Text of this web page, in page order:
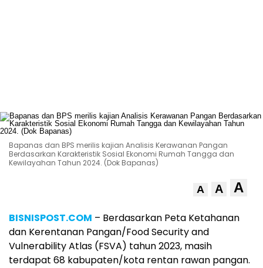
Bapanas dan BPS merilis kajian Analisis Kerawanan Pangan
Berdasarkan Karakteristik Sosial Ekonomi Rumah Tangga dan
Kewilayahan Tahun 2024. (Dok Bapanas)
A A A
BISNISPOST.COM – Berdasarkan Peta Ketahanan
dan Kerentanan Pangan/Food Security and
Vulnerability Atlas (FSVA) tahun 2023, masih
terdapat 68 kabupaten/kota rentan rawan pangan.